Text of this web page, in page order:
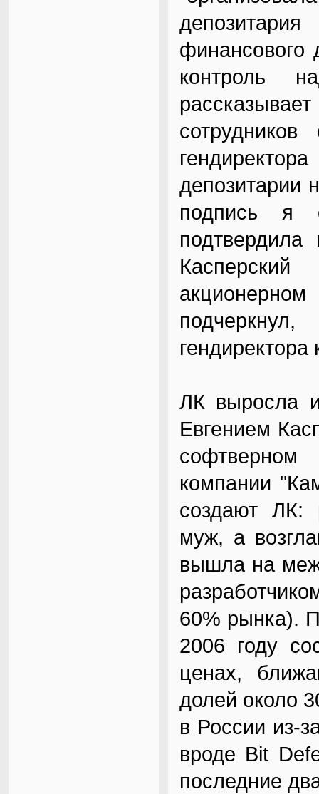
финансового
контроль
депозитарии
подпись я
ЛК выросла
Евгением
софтверном
компании
создают ЛК:
муж, а
вышла на
60% рынка).
2006 году
ценах,
долей около
в России из-
вроде Bit
последние